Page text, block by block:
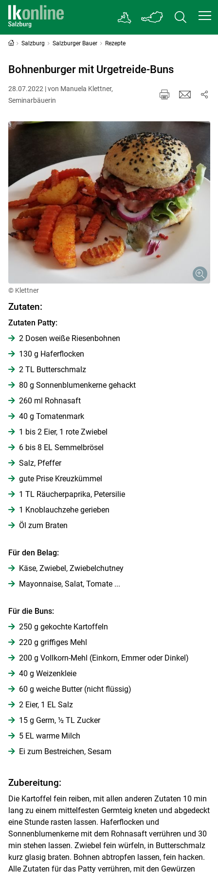
Skip to main content
Salzburg Salzburger Bauer Rezepte
Bohnenburger mit Urgetreide-Buns
28.07.2022 | von Manuela Klettner,
Seminarbäuerin
© Klettner
Zutaten:
Zutaten Patty:
2 Dosen weiße Riesenbohnen
130 g Haferflocken
2 TL Butterschmalz
80 g Sonnenblumenkerne gehackt
260 ml Rohnasaft
40 g Tomatenmark
1 bis 2 Eier, 1 rote Zwiebel
6 bis 8 EL Semmelbrösel
Salz, Pfeffer
gute Prise Kreuzkümmel
1 TL Räucherpaprika, Petersilie
1 Knoblauchzehe gerieben
Öl zum Braten
Für den Belag:
Käse, Zwiebel, Zwiebelchutney
Mayonnaise, Salat, Tomate ...
Für die Buns:
250 g gekochte Kartoffeln
220 g griffiges Mehl
200 g Vollkorn-Mehl (Einkorn, Emmer oder Dinkel)
40 g Weizenkleie
60 g weiche Butter (nicht flüssig)
2 Eier, 1 EL Salz
15 g Germ, ½ TL Zucker
5 EL warme Milch
Ei zum Bestreichen, Sesam
Zubereitung:
Die Kartoffel fein reiben, mit allen anderen Zutaten 10 min
lang zu einem mittelfesten Germteig kneten und abgedeckt
eine Stunde rasten lassen. Haferflocken und
Sonnenblumenkerne mit dem Rohnasaft verrühren und 30
min stehen lassen. Zwiebel fein würfeln, in Butterschmalz
kurz glasig braten. Bohnen abtropfen lassen, fein hacken.
Alle Zutaten für das Patty verrühren, mit den Gewürzen